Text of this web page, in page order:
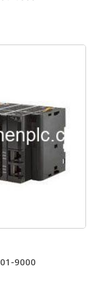
9000